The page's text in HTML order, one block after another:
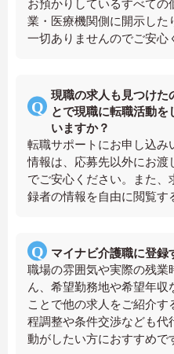
お預かりしているすべての
業・医療機関側に開示した
一切ありませんのでご安心
現職の求人も見つけた
とで現職に転職活動を
いますか？
転職サポートにお申し込み
情報は、応募先以外にお渡
でご安心ください。また、
録者の情報を自由に閲覧す
マイナビ介護職に登録
職場の雰囲気や実際の残業
ん、希望勤務地や希望年収
ことで他の求人をご紹介す
程調整や条件交渉なども代
動がしたい方におすすめで